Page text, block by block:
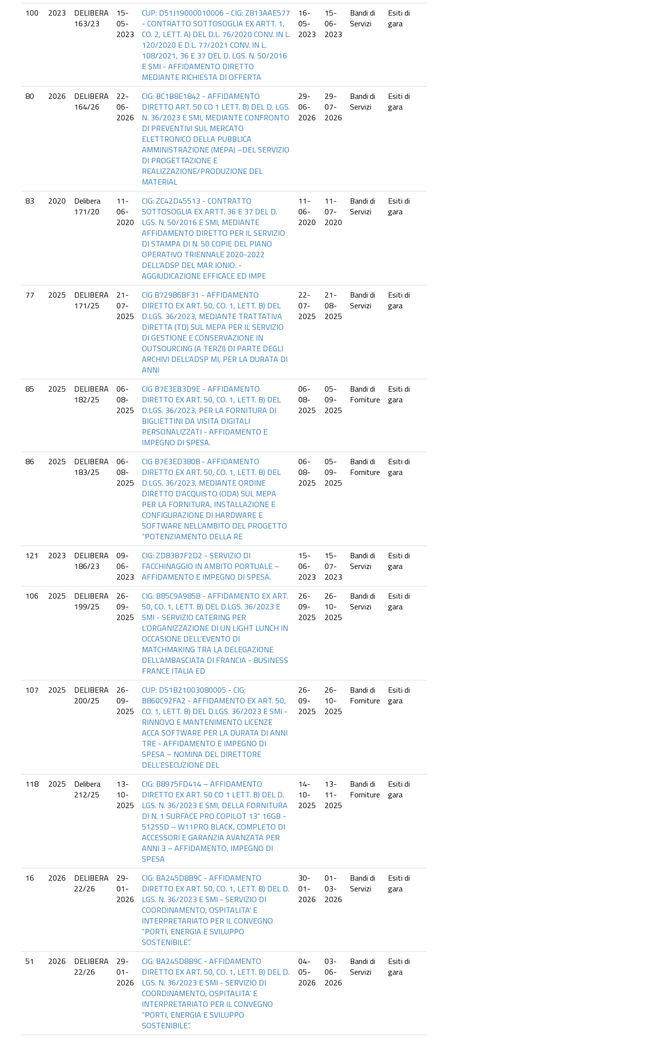
100 2023
DELIBERA
163/23
15-
05-
2023
CUP: D51J19000010006 - CIG: Z813AAE577
- CONTRATTO SOTTOSOGLIA EX ARTT. 1,
CO. 2, LETT. A) DEL D.L. 76/2020 CONV. IN L.
120/2020 E D.L. 77/2021 CONV. IN L.
108/2021, 36 E 37 DEL D. LGS. N. 50/2016
E SMI - AFFIDAMENTO DIRETTO
MEDIANTE RICHIESTA DI OFFERTA
16-
05-
2023
15-
06-
2023
Bandi di
Servizi
Esiti di
gara
80 2026
DELIBERA
164/26
22-
06-
2026
CIG: BC1B8E1842 - AFFIDAMENTO
DIRETTO ART. 50 CO 1 LETT. B) DEL D. LGS.
N. 36/2023 E SMI, MEDIANTE CONFRONTO
DI PREVENTIVI SUL MERCATO
ELETTRONICO DELLA PUBBLICA
AMMINISTRAZIONE (MEPA) –DEL SERVIZIO
DI PROGETTAZIONE E
REALIZZAZIONE/PRODUZIONE DEL
MATERIAL
29-
06-
2026
29-
07-
2026
Bandi di
Servizi
Esiti di
gara
83 2020
Delibera
171/20
11-
06-
2020
CIG: ZC42D45513 - CONTRATTO
SOTTOSOGLIA EX ARTT. 36 E 37 DEL D.
LGS. N. 50/2016 E SMI, MEDIANTE
AFFIDAMENTO DIRETTO PER IL SERVIZIO
DI STAMPA DI N. 50 COPIE DEL PIANO
OPERATIVO TRIENNALE 2020-2022
DELL’ADSP DEL MAR IONIO. -
AGGIUDICAZIONE EFFICACE ED IMPE
11-
06-
2020
11-
07-
2020
Bandi di
Servizi
Esiti di
gara
77 2025
DELIBERA
171/25
21-
07-
2025
CIG B72986BF31 - AFFIDAMENTO
DIRETTO EX ART. 50, CO. 1, LETT. B) DEL
D.LGS. 36/2023, MEDIANTE TRATTATIVA
DIRETTA (TD) SUL MEPA PER IL SERVIZIO
DI GESTIONE E CONSERVAZIONE IN
OUTSOURCING (A TERZI) DI PARTE DEGLI
ARCHIVI DELL’ADSP MI, PER LA DURATA DI
ANNI
22-
07-
2025
21-
08-
2025
Bandi di
Servizi
Esiti di
gara
85 2025
DELIBERA
182/25
06-
08-
2025
CIG B7E3EB3D9E - AFFIDAMENTO
DIRETTO EX ART. 50, CO. 1, LETT. B) DEL
D.LGS. 36/2023, PER LA FORNITURA DI
BIGLIETTINI DA VISITA DIGITALI
PERSONALIZZATI - AFFIDAMENTO E
IMPEGNO DI SPESA.
06-
08-
2025
05-
09-
2025
Bandi di
Forniture
Esiti di
gara
86 2025
DELIBERA
183/25
06-
08-
2025
CIG B7E3ED3808 - AFFIDAMENTO
DIRETTO EX ART. 50, CO. 1, LETT. B) DEL
D.LGS. 36/2023, MEDIANTE ORDINE
DIRETTO D’ACQUISTO (ODA) SUL MEPA
PER LA FORNITURA, INSTALLAZIONE E
CONFIGURAZIONE DI HARDWARE E
SOFTWARE NELL’AMBITO DEL PROGETTO
“POTENZIAMENTO DELLA RE
06-
08-
2025
05-
09-
2025
Bandi di
Forniture
Esiti di
gara
121 2023
DELIBERA
186/23
09-
06-
2023
CIG: ZD83B7F2D2 - SERVIZIO DI
FACCHINAGGIO IN AMBITO PORTUALE –
AFFIDAMENTO E IMPEGNO DI SPESA.
15-
06-
2023
15-
07-
2023
Bandi di
Servizi
Esiti di
gara
106 2025
DELIBERA
199/25
26-
09-
2025
CIG: B85C9A9858 - AFFIDAMENTO EX ART.
50, CO. 1, LETT. B) DEL D.LGS. 36/2023 E
SMI - SERVIZIO CATERING PER
L’ORGANIZZAZIONE DI UN LIGHT LUNCH IN
OCCASIONE DELL’EVENTO DI
MATCHMAKING TRA LA DELEGAZIONE
DELL’AMBASCIATA DI FRANCIA - BUSINESS
FRANCE ITALIA ED
26-
09-
2025
26-
10-
2025
Bandi di
Servizi
Esiti di
gara
107 2025
DELIBERA
200/25
26-
09-
2025
CUP: D51B21003080005 - CIG:
B860C92FA2 - AFFIDAMENTO EX ART. 50,
CO. 1, LETT. B) DEL D.LGS. 36/2023 E SMI -
RINNOVO E MANTENIMENTO LICENZE
ACCA SOFTWARE PER LA DURATA DI ANNI
TRE - AFFIDAMENTO E IMPEGNO DI
SPESA – NOMINA DEL DIRETTORE
DELL’ESECUZIONE DEL
26-
09-
2025
26-
10-
2025
Bandi di
Forniture
Esiti di
gara
118 2025
Delibera
212/25
13-
10-
2025
CIG: B8975FD414 – AFFIDAMENTO
DIRETTO EX ART. 50 CO 1 LETT. B) DEL D.
LGS. N. 36/2023 E SMI, DELLA FORNITURA
DI N. 1 SURFACE PRO COPILOT 13” 16GB -
512SSD – W11PRO BLACK, COMPLETO DI
ACCESSORI E GARANZIA AVANZATA PER
ANNI 3 – AFFIDAMENTO, IMPEGNO DI
SPESA
14-
10-
2025
13-
11-
2025
Bandi di
Forniture
Esiti di
gara
16 2026
DELIBERA
22/26
29-
01-
2026
CIG: BA245D8B9C - AFFIDAMENTO
DIRETTO EX ART. 50, CO. 1, LETT. B) DEL D.
LGS. N. 36/2023 E SMI - SERVIZIO DI
COORDINAMENTO, OSPITALITA’ E
INTERPRETARIATO PER IL CONVEGNO
“PORTI, ENERGIA E SVILUPPO
SOSTENIBILE”.
30-
01-
2026
01-
03-
2026
Bandi di
Servizi
Esiti di
gara
51 2026
DELIBERA
22/26
29-
01-
2026
CIG: BA245D8B9C - AFFIDAMENTO
DIRETTO EX ART. 50, CO. 1, LETT. B) DEL D.
LGS. N. 36/2023 E SMI - SERVIZIO DI
COORDINAMENTO, OSPITALITA’ E
INTERPRETARIATO PER IL CONVEGNO
“PORTI, ENERGIA E SVILUPPO
SOSTENIBILE”.
04-
05-
2026
03-
06-
2026
Bandi di
Servizi
Esiti di
gara